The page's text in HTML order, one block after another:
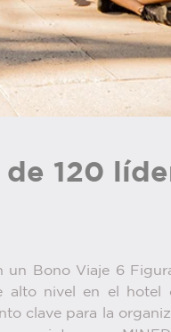
120
Bono Viaje 6
alto nivel en el hotel
clave para la